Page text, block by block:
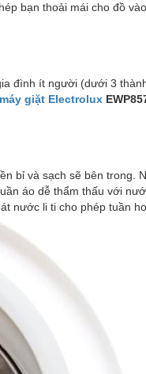
bạn thoải mái cho đồ
đình ít người (dưới 3
máy giặt Electrolux
bỉ và sạch sẽ bên trong.
áo dễ thẩm thấu với
nước li ti cho phép tuần